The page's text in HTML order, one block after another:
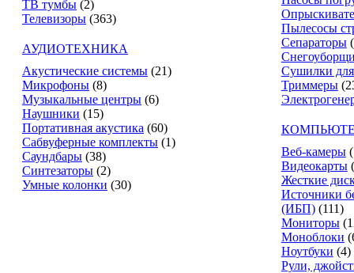
ТВ тумбы (2)
Телевизоры (363)
АУДИОТЕХНИКА
Акустические системы (21)
Микрофоны (8)
Музыкальные центры (6)
Наушники (15)
Портативная акустика (60)
Сабвуферные комплекты (1)
Саундбары (38)
Синтезаторы (2)
Умные колонки (30)
Пылесосы
Сепараторы
Сушилки
Триммеры
Веб-камеры
Видеокарты
Жесткие
Источники
(ИБП) (111)
Мониторы
Моноблоки
Ноутбуки (4)
Рули,